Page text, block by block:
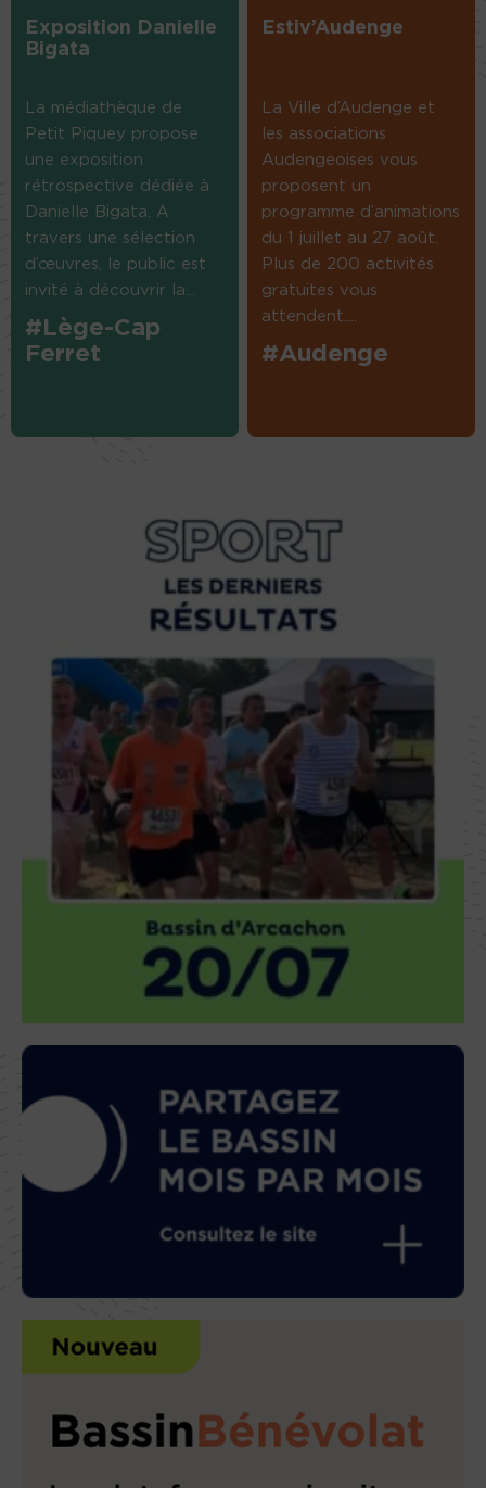
Exposition Danielle
Bigata
La médiathèque de
Petit Piquey propose
une exposition
rétrospective dédiée à
Danielle Bigata. A
travers une sélection
d’œuvres, le public est
invité à découvrir la...
#Lège-Cap
Ferret
Estiv’Audenge
La Ville d’Audenge et
les associations
Audengeoises vous
proposent un
programme d’animations
du 1 juillet au 27 août.
Plus de 200 activités
gratuites vous
attendent....
#Audenge